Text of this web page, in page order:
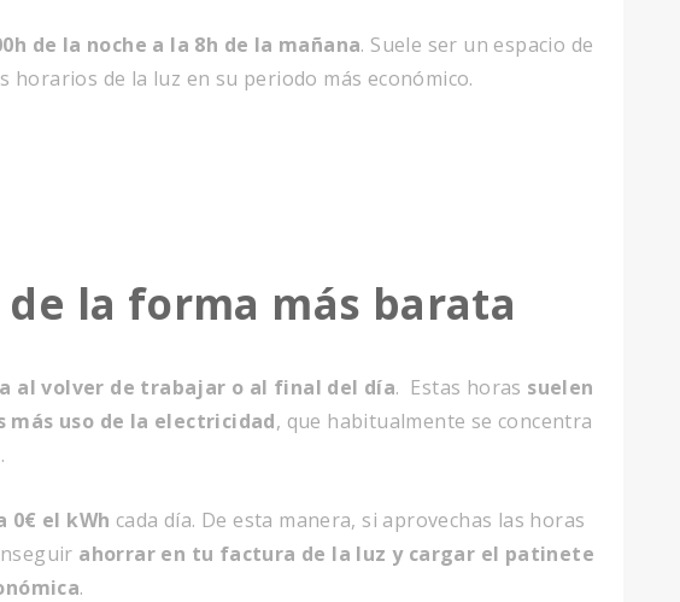
de la noche a la 8h de la mañana. Suele ser un espacio de
horarios de la luz en su periodo más económico.
la forma más barata
al volver de trabajar o al final del día. Estas horas suelen
más uso de la electricidad, que habitualmente se concentra
0€ el kWh cada día. De esta manera, si aprovechas las horas
ahorrar en tu factura de la luz y cargar el patinete
.